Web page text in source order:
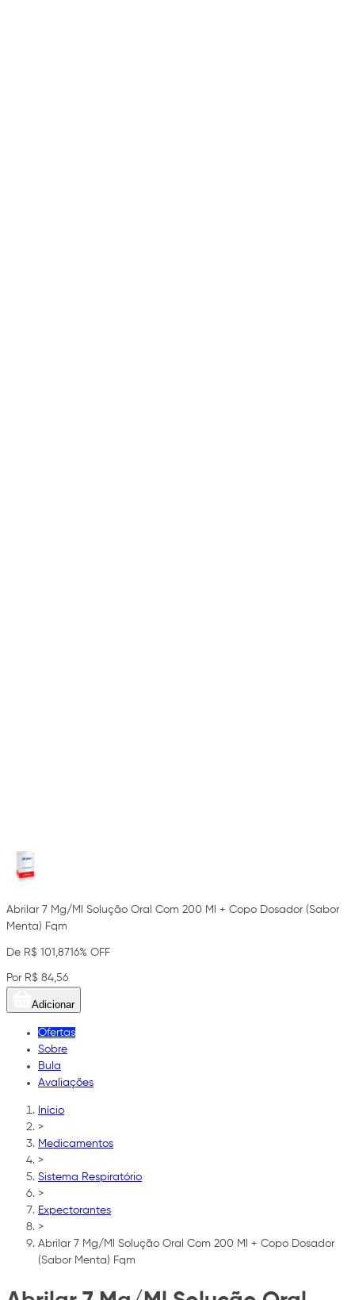
Abrilar 7 Mg/Ml Solução Oral Com 200 Ml + Copo Dosador (Sabor
Menta) Fqm
De R$ 101,8716% OFF
Por R$ 84,56
Adicionar
Ofertas
Sobre
Bula
Avaliações
Início
>
Medicamentos
>
Sistema Respiratório
>
Expectorantes
>
Abrilar 7 Mg/Ml Solução Oral Com 200 Ml + Copo Dosador
(Sabor Menta) Fqm